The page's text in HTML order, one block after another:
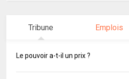
Tribune Emplois
Le pouvoir a-t-il un prix ?